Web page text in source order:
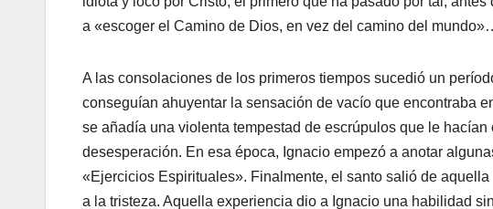
a «escoger el Camino de Dios, en vez del camino del
A las consolaciones de los primeros tiempos sucedió un
conseguían ahuyentar la sensación de vacío que encontraba
se añadía una violenta tempestad de escrúpulos que le
desesperación. En esa época, Ignacio empezó a anotar
«Ejercicios Espirituales». Finalmente, el santo salió de
a la tristeza. Aquella experiencia dio a Ignacio una habilidad